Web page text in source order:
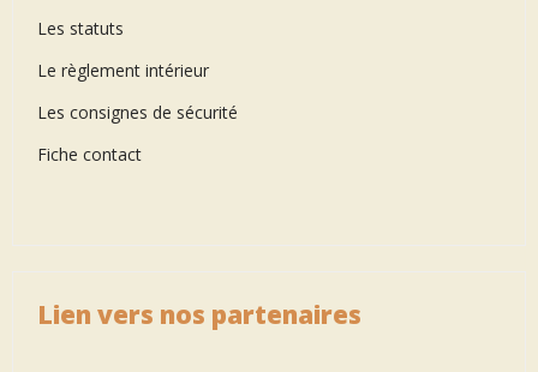
Les statuts
Le règlement intérieur
Les consignes de sécurité
Fiche contact
Lien vers nos partenaires